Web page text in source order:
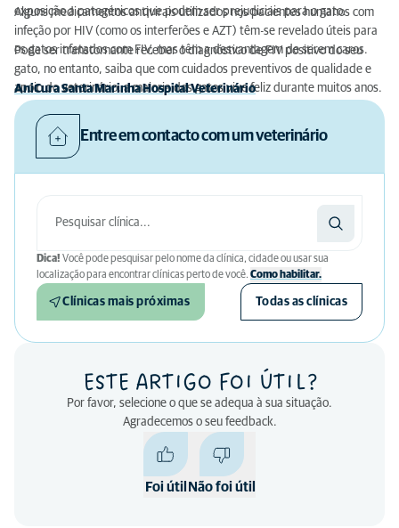
exposição a patogénicos que podem ser prejudiciais para o gato.
Alguns medicamentos antivirais utilizados nos pacientes humanos com
infeção por HIV (como os interferões e AZT) têm-se revelado úteis para
os gatos infetados com FIV, mas têm a desvantagem de serem caros.
Pode ser transtornante receber o diagnóstico de FIV positivo do seu
gato, no entanto, saiba que com cuidados preventivos de qualidade e
apoio do veterinário, a maioria dos gatos vive feliz durante muitos anos.
AniCura Santa Marinha Hospital Veterinário
Entre em contacto com um veterinário
Dica! Você pode pesquisar pelo nome da clínica, cidade ou usar sua
localização para encontrar clínicas perto de você. Como habilitar.
Clínicas mais próximas Todas as clínicas
ESTE ARTIGO FOI ÚTIL?
Por favor, selecione o que se adequa à sua situação.
Agradecemos o seu feedback.
Foi útil Não foi útil